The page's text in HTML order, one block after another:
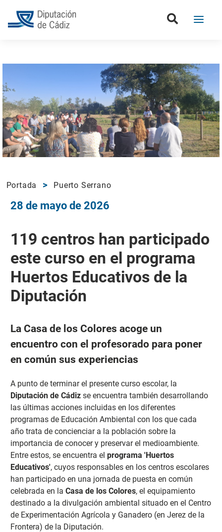
Portada Puerto Serrano
28 de mayo de 2026
119 centros han participado
este curso en el programa
Huertos Educativos de la
Diputación
La Casa de los Colores acoge un
encuentro con el profesorado para poner
en común sus experiencias
A punto de terminar el presente curso escolar, la
Diputación de Cádizse encuentra también desarrollando
las últimas acciones incluidas en los diferentes
programas de Educación Ambiental con los que cada
año trata de concienciar a la población sobre la
importancia de conocer y preservar el medioambiente.
Entre estos, se encuentra el programa 'Huertos
Educativos', cuyos responsables en los centros escolares
han participado en una jornada de puesta en común
celebrada en la Casa de los Colores, el equipamiento
destinado a la divulgación ambiental situado en el Centro
de Experimentación Agrícola y Ganadero (en Jerez de la
Frontera) de la Diputación.